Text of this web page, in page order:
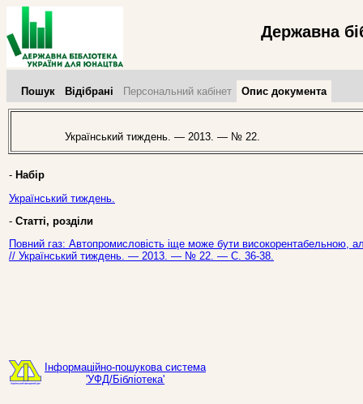
Державна
Пошук Відібрані Персональний кабінет Опис документа
Український тиждень. — 2013. — № 22.
- Набір
Український тиждень.
- Статті, розділи
Повний газ: Автопромисловість іще може бути високорентабельною,
// Український тиждень. — 2013. — № 22. — С. 36-38.
Інформаційно-пошукова система
'УФД/Бібліотека'